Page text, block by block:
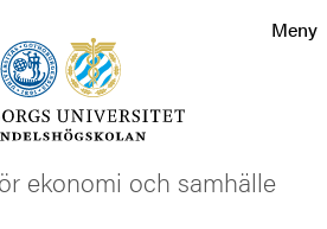
Meny
ekonomi och samhälle